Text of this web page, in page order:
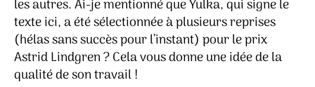
les autres. Ai-je mentionné que Yulka, qui signe le
texte ici, a été sélectionnée à plusieurs reprises
(hélas sans succès pour l’instant) pour le prix
Astrid Lindgren ? Cela vous donne une idée de la
qualité de son travail !